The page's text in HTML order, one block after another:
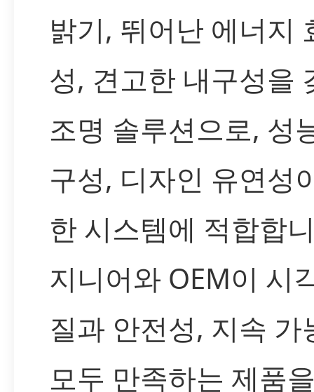
밝기, 뛰어난 에너지
성, 견고한 내구성을
조명 솔루션으로, 성
구성, 디자인 유연성
한 시스템에 적합합
지니어와 OEM이 시
질과 안전성, 지속 가
모두 만족하는 제품